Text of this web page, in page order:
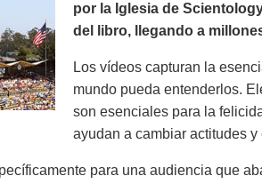
por la Iglesia de
del libro, llegando a
Los vídeos capturan la
mundo pueda entenderlos.
son esenciales para la
ayudan a cambiar actitudes
para una audiencia que